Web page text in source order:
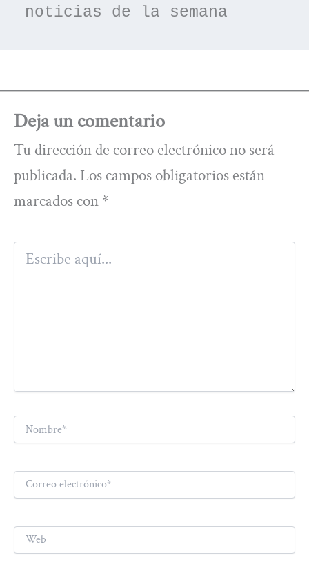
noticias de la semana
Deja un comentario
Tu dirección de correo electrónico no será
publicada. Los campos obligatorios están
marcados con *
Escribe
aquí...
Nombre*
Correo
electrónico*
Web